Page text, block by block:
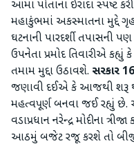
આમાં પોતાના ઈરાદા સ્પષ્ટ
મહાકુંભમાં અકસ્માતના મુદ્દે
ઘટનાની પારદર્શી તપાસની
ઉપનેતા પ્રમોદ તિવારીએ
તમામ મુદ્દા ઉઠાવશે. સરકાર
જણાવી દઈએ કે આજથી શરૂ
મહત્વપૂર્ણ બનવા જઈ રહ્યું છે.
વડાપ્રધાન નરેન્દ્ર મોદીના
આઠમું બજેટ રજૂ કરશે તો